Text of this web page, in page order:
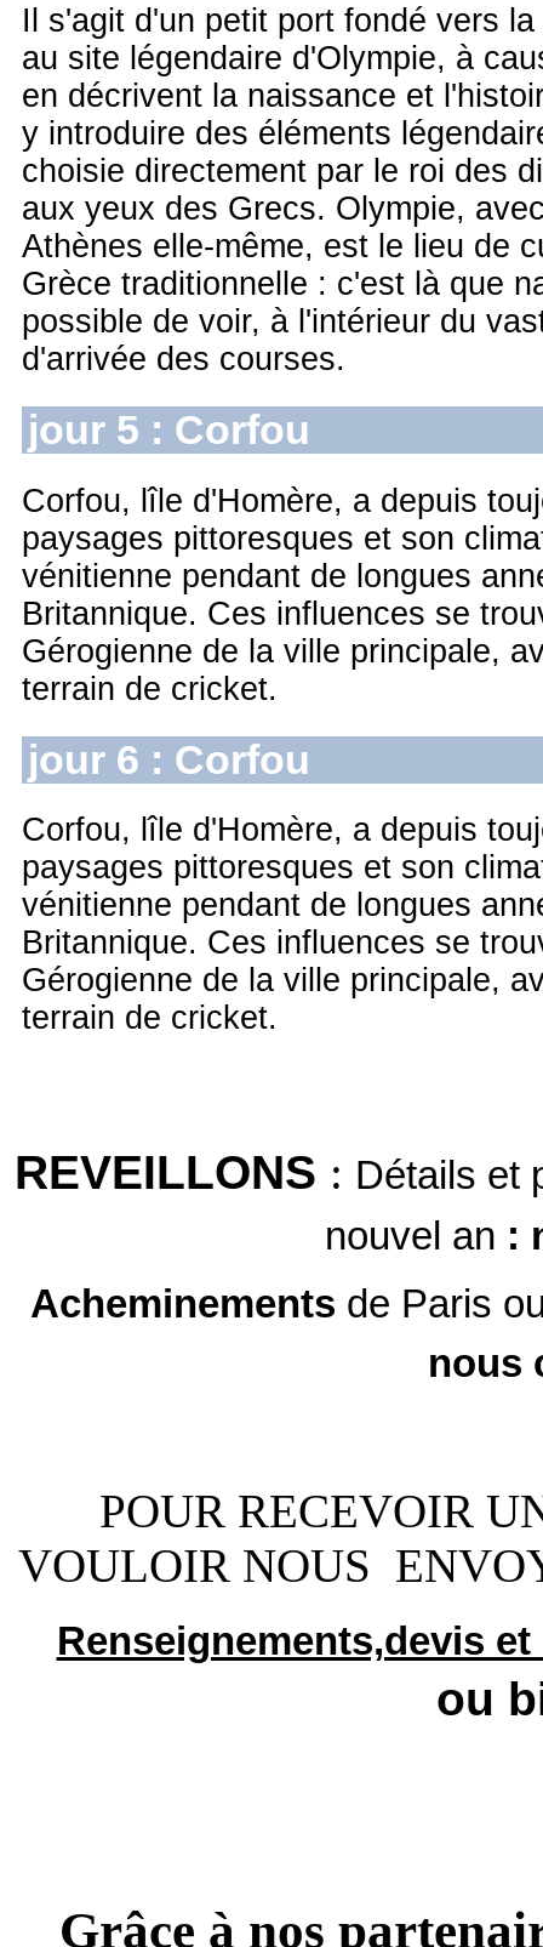
Il s'agit d'un petit port fondé vers
au site légendaire d'Olympie, à
en décrivent la naissance et
y introduire des éléments
choisie directement par le roi des
aux yeux des Grecs. Olympie,
Athènes elle-même, est le lieu de
Grèce traditionnelle : c'est là que
possible de voir, à l'intérieur du
d'arrivée des courses.
jour 5 : Corfou
Corfou, lîle d'Homère, a depuis
paysages pittoresques et son
vénitienne pendant de longues
Britannique. Ces influences se
Gérogienne de la ville principale,
terrain de cricket.
jour 6 : Corfou
Corfou, lîle d'Homère, a depuis
paysages pittoresques et son
vénitienne pendant de longues
Britannique. Ces influences se
Gérogienne de la ville principale,
terrain de cricket.
REVEILLONS : Détails et
nouvel an :
Acheminements de Paris
nous
POUR RECEVOIR
VOULOIR NOUS
Renseignements,devis
ou
Grâce à nos